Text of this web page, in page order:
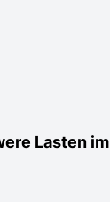
Lasten im